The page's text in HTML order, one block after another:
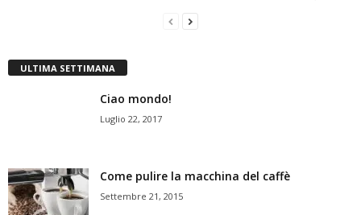
ULTIMA SETTIMANA
Ciao mondo!
Luglio 22, 2017
Come pulire la macchina del caffè
Settembre 21, 2015